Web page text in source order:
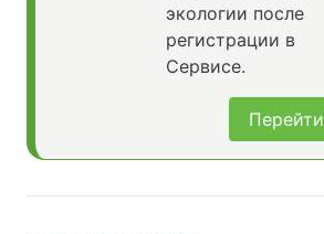
экологии после
регистрации в
Сервисе.
Перейти